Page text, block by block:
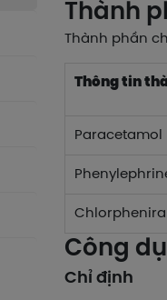
Thành
Thành phần
Thông tin
Paracetamol
Công
Chỉ định